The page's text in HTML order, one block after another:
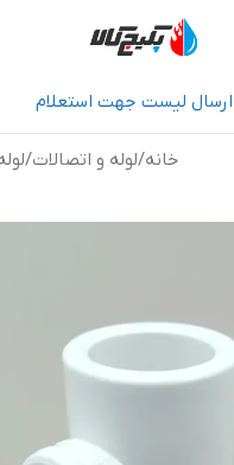
ارسال لیست جهت استعلام
خانه/لوله و اتصالات/